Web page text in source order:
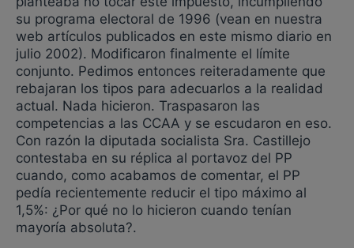
su programa electoral de 1996 (vean en nuestra
web artículos publicados en este mismo diario en
julio 2002). Modificaron finalmente el límite
conjunto. Pedimos entonces reiteradamente que
rebajaran los tipos para adecuarlos a la realidad
actual. Nada hicieron. Traspasaron las
competencias a las CCAA y se escudaron en eso.
Con razón la diputada socialista Sra. Castillejo
contestaba en su réplica al portavoz del PP
cuando, como acabamos de comentar, el PP
pedía recientemente reducir el tipo máximo al
1,5%: ¿Por qué no lo hicieron cuando tenían
mayoría absoluta?.